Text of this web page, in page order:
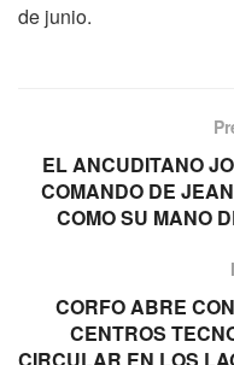
de junio.
EL ANCUDITANO
COMANDO DE
COMO SU MANO
CORFO ABRE
CENTROS
CIRCULAR EN LOS